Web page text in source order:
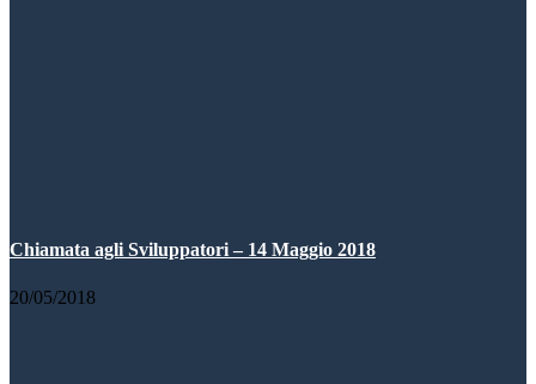
Chiamata agli Sviluppatori – 14 Maggio 2018
20/05/2018